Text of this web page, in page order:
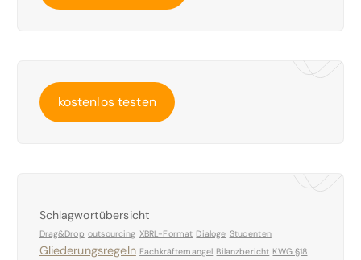
kostenlos testen
Schlagwortübersicht
Drag&Drop outsourcing XBRL-Format Dialoge Studenten
Gliederungsregeln Fachkräftemangel Bilanzbericht KWG §18